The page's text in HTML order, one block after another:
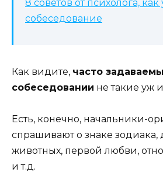
8 советов от психолога,
собеседование
Как видите, часто
собеседовании не такие уж
Есть, конечно, начальники-
спрашивают о знаке
животных, первой любви,
и т.д.